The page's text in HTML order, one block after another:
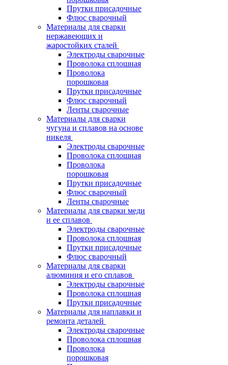
Прутки присадочные
Флюс сварочный
Материалы для сварки
нержавеющих и
жаростойких сталей
Электроды сварочные
Проволока сплошная
Проволока
порошковая
Прутки присадочные
Флюс сварочный
Ленты сварочные
Материалы для сварки
чугуна и сплавов на основе
никеля
Электроды сварочные
Проволока сплошная
Проволока
порошковая
Прутки присадочные
Флюс сварочный
Ленты сварочные
Материалы для сварки меди
и ее сплавов
Электроды сварочные
Проволока сплошная
Прутки присадочные
Флюс сварочный
Материалы для сварки
алюминия и его сплавов
Электроды сварочные
Проволока сплошная
Прутки присадочные
Материалы для наплавки и
ремонта деталей
Электроды сварочные
Проволока сплошная
Проволока
порошковая